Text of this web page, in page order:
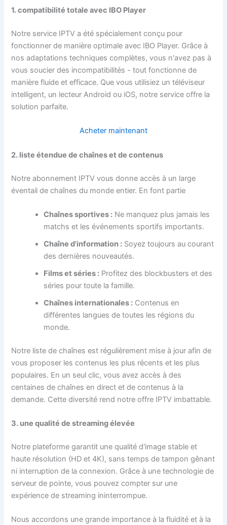
1. compatibilité totale avec IBO Player
Notre service IPTV a été spécialement conçu pour
fonctionner de manière optimale avec IBO Player. Grâce à
nos adaptations techniques complètes, vous n'avez pas à
vous soucier des incompatibilités - tout fonctionne de
manière fluide et efficace. Que vous utilisiez un téléviseur
intelligent, un lecteur Android ou iOS, notre service offre la
solution parfaite.
Acheter maintenant
2. liste étendue de chaînes et de contenus
Notre abonnement IPTV vous donne accès à un large
éventail de chaînes du monde entier. En font partie
Chaînes sportives : Ne manquez plus jamais les
matchs et les événements sportifs importants.
Chaîne d'information : Soyez toujours au courant
des dernières nouveautés.
Films et séries : Profitez des blockbusters et des
séries pour toute la famille.
Chaînes internationales : Contenus en
différentes langues de toutes les régions du
monde.
Notre liste de chaînes est régulièrement mise à jour afin de
vous proposer les contenus les plus récents et les plus
populaires. En un seul clic, vous avez accès à des
centaines de chaînes en direct et de contenus à la
demande. Cette diversité rend notre offre IPTV imbattable.
3. une qualité de streaming élevée
Notre plateforme garantit une qualité d'image stable et
haute résolution (HD et 4K), sans temps de tampon gênant
ni interruption de la connexion. Grâce à une technologie de
serveur de pointe, vous pouvez compter sur une
expérience de streaming ininterrompue.
Nous accordons une grande importance à la fluidité et à la